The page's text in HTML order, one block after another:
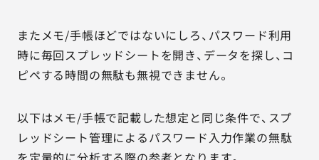
またメモ/手帳ほどではないにしろ、パスワード利用
時に毎回スプレッドシートを開き、データを探し、コ
ピペする時間の無駄も無視できません。
以下はメモ/手帳で記載した想定と同じ条件で、スプ
レッドシート管理によるパスワード入力作業の無駄